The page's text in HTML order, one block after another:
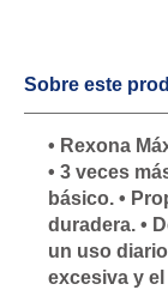
calificaciones.
Sobre este
• Rexona
• 3 veces
básico. •
duradera. •
un uso
excesiva y el